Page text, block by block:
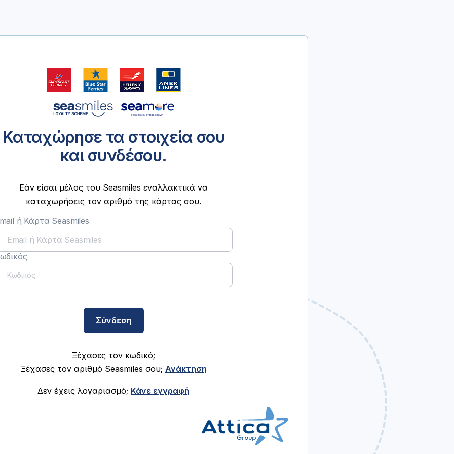
Καταχώρησε τα στοιχεία σου
και συνδέσου.
Εάν είσαι μέλος του Seasmiles εναλλακτικά να
καταχωρήσεις τον αριθμό της κάρτας σου.
ή Κάρτα Seasmiles
Σύνδεση
Ξέχασες τον κωδικό;
Ξέχασες τον αριθμό Seasmiles σου; Ανάκτηση
Δεν έχεις λογαριασμό; Κάνε εγγραφή